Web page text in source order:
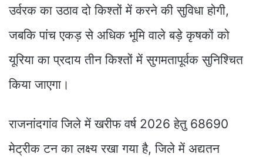
उर्वरक का उठाव दो किश्तों में करने की सुविधा होगी,
जबकि पांच एकड़ से अधिक भूमि वाले बड़े कृषकों को
यूरिया का प्रदाय तीन किश्तों में सुगमतापूर्वक सुनिश्चित
किया जाएगा।
राजनांदगांव जिले में खरीफ वर्ष 2026 हेतु 68690
मेट्रीक टन का लक्ष्य रखा गया है, जिले में अद्यतन